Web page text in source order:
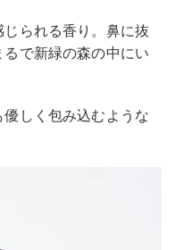
られる香り。鼻に抜
で新緑の森の中にい
しく包み込むような